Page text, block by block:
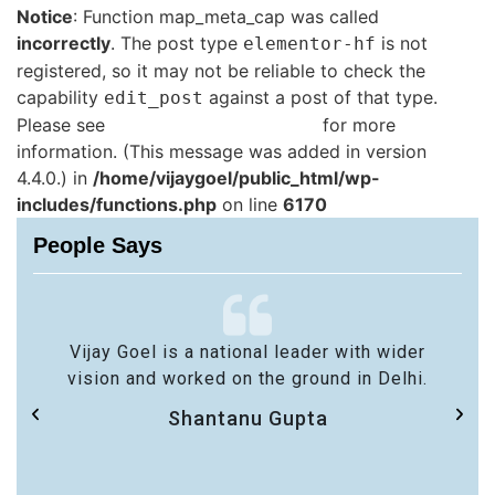
Notice: Function map_meta_cap was called
incorrectly. The post type elementor-hf is not
registered, so it may not be reliable to check the
capability edit_post against a post of that type.
Please see
for more
information. (This message was added in version
4.4.0.) in /home/vijaygoel/public_html/wp-
includes/functions.php on line 6170
People Says
Vijay Goel is a national leader with wider
vision and worked on the ground in Delhi.
Shantanu Gupta